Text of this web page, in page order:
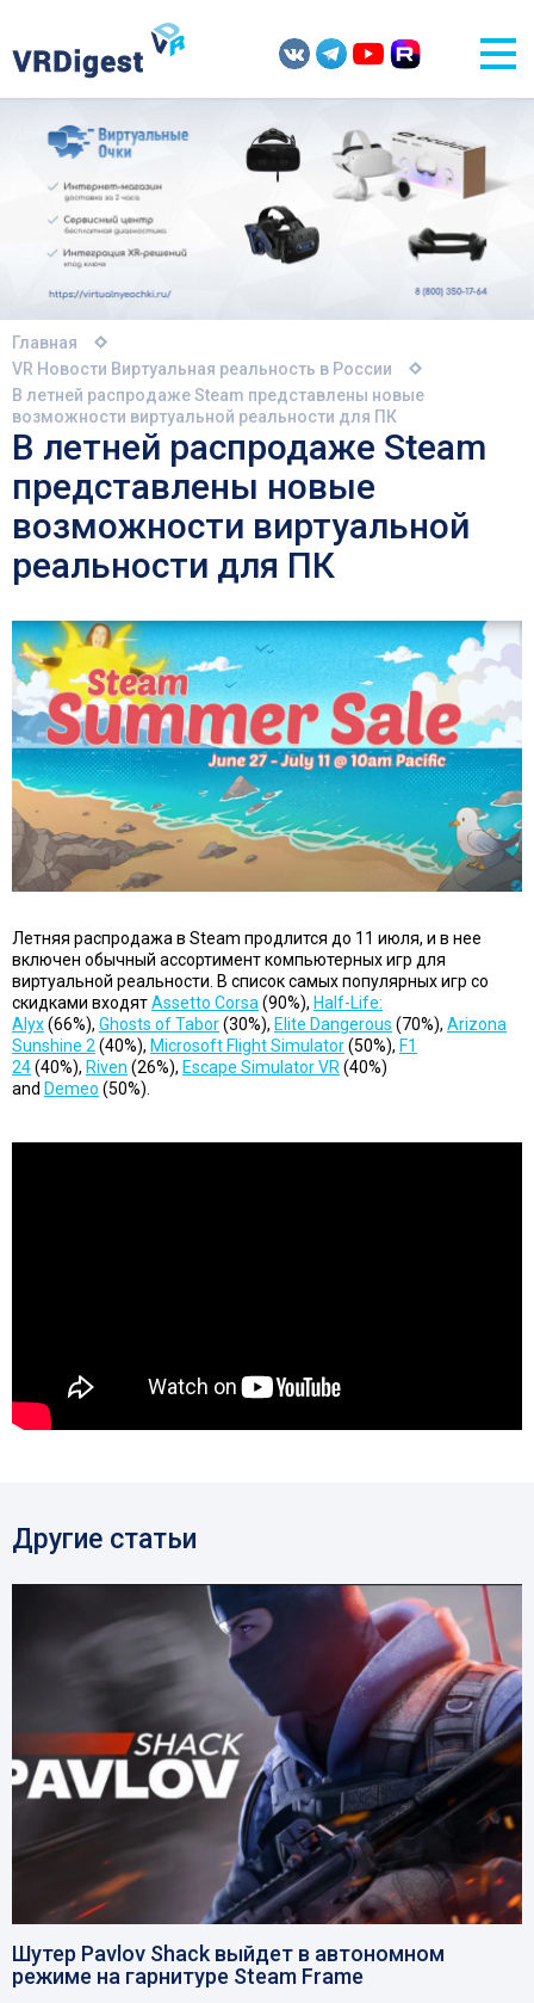
Главная
VR Новости Виртуальная реальность в России
В летней распродаже Steam представлены новые
возможности виртуальной реальности для ПК
В летней распродаже Steam
представлены новые
возможности виртуальной
реальности для ПК
Летняя распродажа в Steam продлится до 11 июля, и в нее
включен обычный ассортимент компьютерных игр для
виртуальной реальности. В список самых популярных игр со
скидками входятAssetto Corsa (90%), Half-Life:
Alyx(66%), Ghosts of Tabor(30%), Elite Dangerous (70%), Arizona
Sunshine 2 (40%), Microsoft Flight Simulator(50%), F1
24(40%), Riven (26%), Escape Simulator VR (40%)
and Demeo (50%).
Другие статьи
Шутер Pavlov Shack выйдет в автономном
режиме на гарнитуре Steam Frame